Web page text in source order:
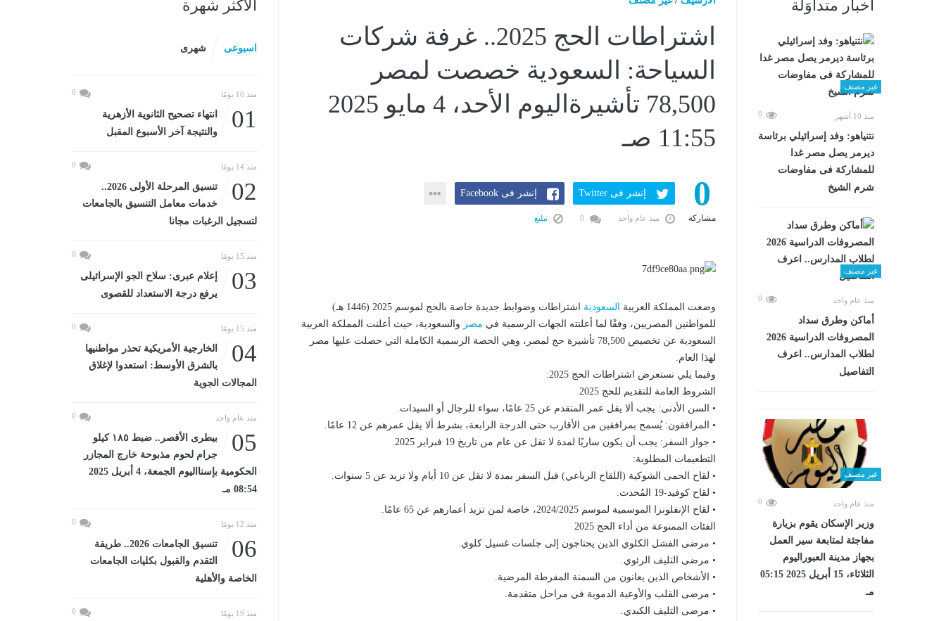
أخبار متداوَلة
غير مصنف
منذ 10 أشهر 0
نتنياهو: وفد إسرائيلي برئاسة
ديرمر يصل مصر غدا
للمشاركة فى مفاوضات
شرم الشيخ
غير مصنف
منذ عام واحد 0
أماكن وطرق سداد
المصروفات الدراسية 2026
لطلاب المدارس.. اعرف
التفاصيل
غير مصنف
منذ عام واحد 0
وزير الإسكان يقوم بزيارة
مفاجئة لمتابعة سير العمل
بجهاز مدينة العبوراليوم
الثلاثاء، 15 أبريل 2025 05:15
مـ
اشتراطات الحج 2025.. غرفة شركات
السياحة: السعودية خصصت لمصر
78,500 تأشيرةاليوم الأحد، 4 مايو 2025
11:55 صـ
0
مشاركة
إنشر فى Twitter إنشر فى Facebook
منذ عام واحد تبليغ
وضعت المملكة العربية السعودية
اشتراطات وضوابط جديدة خاصة بالحج لموسم 2025 (1446 هـ)
للمواطنين المصريين، وفقًا لما أعلنته الجهات الرسمية في مصر والسعودية، حيث أعلنت المملكة العربية
السعودية عن تخصيص 78,500 تأشيرة حج لمصر، وهي الحصة الرسمية الكاملة التي حصلت عليها مصر
لهذا العام.
وفيما يلي نستعرض اشتراطات الحج 2025:
الشروط العامة للتقديم للحج 2025
• السن الأدنى: يجب ألا يقل عمر المتقدم عن 25 عامًا، سواء للرجال أو السيدات.
• المرافقون: يُسمح بمرافقين من الأقارب حتى الدرجة الرابعة، بشرط ألا يقل عمرهم عن 12 عامًا.
• جواز السفر: يجب أن يكون ساريًا لمدة لا تقل عن عام من تاريخ 19 فبراير 2025.
التطعيمات المطلوبة:
• لقاح الحمى الشوكية (اللقاح الرباعي) قبل السفر بمدة لا تقل عن 10 أيام ولا تزيد عن 5 سنوات.
• لقاح كوفيد-19 المُحدث.
• لقاح الإنفلونزا الموسمية لموسم 2024/2025، خاصة لمن تزيد أعمارهم عن 65 عامًا.
الفئات الممنوعة من أداء الحج 2025
• مرضى الفشل الكلوي الذين يحتاجون إلى جلسات غسيل كلوي.
• مرضى التليف الرئوي.
• الأشخاص الذين يعانون من السمنة المفرطة المرضية.
• مرضى القلب والأوعية الدموية في مراحل متقدمة.
• مرضى التليف الكبدي.
الأكثر شهرة
اسبوعى شهرى
منذ 16 يومًا 0
01
انتهاء تصحيح الثانوية الأزهرية
والنتيجة آخر الأسبوع المقبل
منذ 14 يومًا 0
02
تنسيق المرحلة الأولى 2026..
خدمات معامل التنسيق بالجامعات
لتسجيل الرغبات مجانا
منذ 15 يومًا 0
03
إعلام عبرى: سلاح الجو الإسرائيلى
يرفع درجة الاستعداد للقصوى
منذ 15 يومًا 0
04
الخارجية الأمريكية تحذر مواطنيها
بالشرق الأوسط: استعدوا لإغلاق
المجالات الجوية
منذ عام واحد 0
05
بيطرى الأقصر.. ضبط ١٨٥ كيلو
جرام لحوم مذبوحة خارج المجازر
الحكومية بإسنااليوم الجمعة، 4 أبريل 2025
08:54 مـ
منذ 12 يومًا 0
06
تنسيق الجامعات 2026.. طريقة
التقدم والقبول بكليات الجامعات
الخاصة والأهلية
منذ 19 يومًا 0